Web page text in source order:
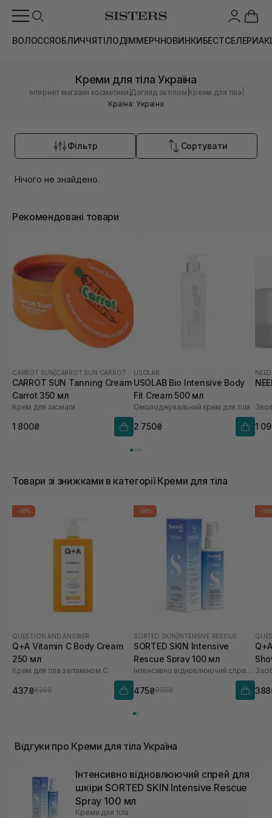
ВОЛОССЯОБЛИЧЧЯТІЛОДІММЕРЧНОВИНКИБЕСТСЕЛЕРИ
Креми для тіла Україна
Інтернет магазин косметики Догляд за тілом |Креми для тіла
Країна: Україна
Фільтр Сортувати
Нічого не знайдено.
Рекомендовані товари
CARROT SUN CARROT SUN CARROT
CARROT SUN Tanning Cream
Carrot 350 мл
Крем для засмаги
1 800₴
USOLAB
USOLAB Bio Intensive Body
Fit Cream 500 мл
Омолоджувальний крем для тіла
2 750₴ 1
Товари зі знижками в категорії Креми для тіла
-30%
QUESTION AND ANSWER
Q+A Vitamin C Body Cream
250 мл
Крем для тіла з вітаміном С
437₴624₴
-50%
SORTED SKIN INTENSIVE RESCUE
SORTED SKIN Intensive
Rescue Spray 100 мл
Інтенсивно відновлюючий спрей для шкіри
475₴950₴
-
Відгуки про Креми для тіла Україна
Інтенсивно відновлюючий спрей для
шкіри SORTED SKIN Intensive Rescue
Spray 100 мл
Креми для тіла